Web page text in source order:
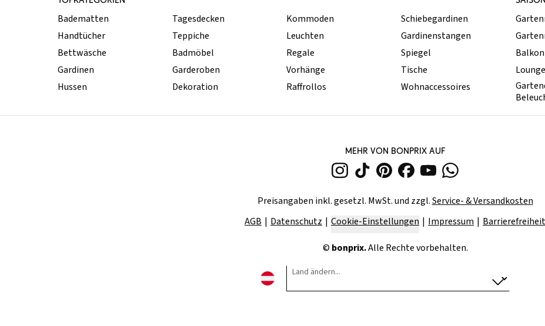
Badematten
Handtücher
Bettwäsche
Gardinen
Hussen
Tagesdecken
Teppiche
Badmöbel
Garderoben
Dekoration
Kommoden
Leuchten
Regale
Vorhänge
Raffrollos
Schiebegardinen
Gardinenstangen
Spiegel
Tische
Wohnaccessoires
MEHR VON BONPRIX AUF
Preisangaben inkl. gesetzl. MwSt. und zzgl.Service- & Versandkosten
AGB
Datenschutz Cookie-Einstellungen Impressum Barrierefreiheit
© bonprix.Alle Rechte vorbehalten.
Land ändern...